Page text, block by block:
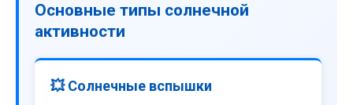
Основные типы солнечной
активности
💥 Солнечные вспышки